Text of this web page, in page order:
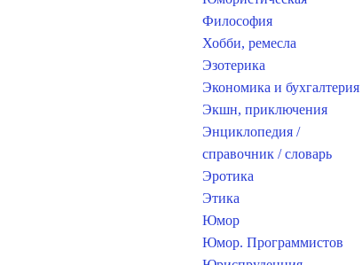
Философия
Хобби, ремесла
Эзотерика
Экономика и бухгалтерия
Экшн, приключения
Энциклопедия /
справочник / словарь
Эротика
Этика
Юмор
Юмор. Программистов